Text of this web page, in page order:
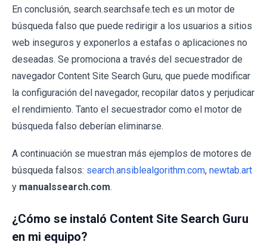
En conclusión, search.searchsafe.tech es un motor de
búsqueda falso que puede redirigir a los usuarios a sitios
web inseguros y exponerlos a estafas o aplicaciones no
deseadas. Se promociona a través del secuestrador de
navegador Content Site Search Guru, que puede modificar
la configuración del navegador, recopilar datos y perjudicar
el rendimiento. Tanto el secuestrador como el motor de
búsqueda falso deberían eliminarse.
A continuación se muestran más ejemplos de motores de
búsqueda falsos: search.ansiblealgorithm.com, newtab.art
y manualssearch.com.
¿Cómo se instaló Content Site Search Guru
en mi equipo?